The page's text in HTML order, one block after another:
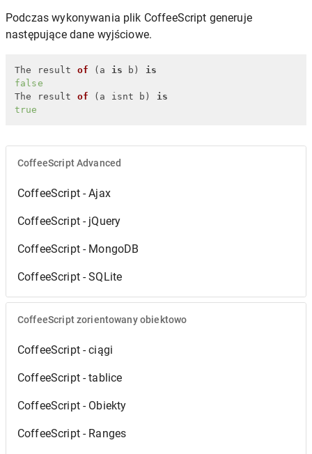
Podczas wykonywania plik CoffeeScript generuje
następujące dane wyjściowe.
The result of ( a is b ) is
false
The result of ( a isnt b ) is
true
CoffeeScript Advanced
CoffeeScript - Ajax
CoffeeScript - jQuery
CoffeeScript - MongoDB
CoffeeScript - SQLite
CoffeeScript zorientowany obiektowo
CoffeeScript - ciągi
CoffeeScript - tablice
CoffeeScript - Obiekty
CoffeeScript - Ranges